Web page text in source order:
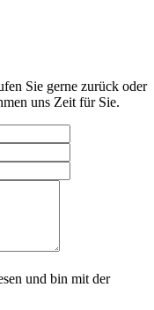
Sie gerne zurück oder
uns Zeit für Sie.
und bin mit der